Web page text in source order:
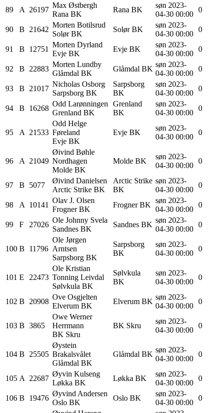
89 A 26197
Max Østbergh
Rana BK
Rana BK
søn 2023-
04-30 00:00
0
90 B 21642
Morten Botilsrud
Solør BK
Solør BK
søn 2023-
04-30 00:00
0
91 B 12751
Morten Dyrland
Evje BK
Evje BK
søn 2023-
04-30 00:00
0
92 B 22883
Morten Lundby
Glåmdal BK
Glåmdal BK
søn 2023-
04-30 00:00
0
93 B 21017
Nicholas Osborg
Sarpsborg BK
Sarpsborg
BK
søn 2023-
04-30 00:00
0
94 B 16268
Odd Larønningen
Grenland BK
Grenland
BK
søn 2023-
04-30 00:00
0
95 A 21533
Odd Helge
Føreland
Evje BK
Evje BK
søn 2023-
04-30 00:00
0
96 A 21049
Øivind Bøhle
Nordhagen
Molde BK
Molde BK
søn 2023-
04-30 00:00
0
97 B 5077
Øivind Danielsen
Arctic Strike BK
Arctic Strike
BK
søn 2023-
04-30 00:00
0
98 A 10141
Olav J. Olsen
Frogner BK
Frogner BK
søn 2023-
04-30 00:00
0
99 F 27026
Ole Johnny Svela
Sandnes BK
Sandnes BK
søn 2023-
04-30 00:00
0
100 B 11796
Ole Jørgen
Arntsen
Sarpsborg BK
Sarpsborg
BK
søn 2023-
04-30 00:00
0
101 E 22473
Ole Kristian
Tonning Leivdal
Sølvkula BK
Sølvkula
BK
søn 2023-
04-30 00:00
0
102 B 20908
Ove Osgjelten
Elverum BK
Elverum BK
søn 2023-
04-30 00:00
0
103 B 3865
Owe Werner
Herrmann
BK Skru
BK Skru
søn 2023-
04-30 00:00
0
104 B 25505
Øystein
Brakalsvålet
Glåmdal BK
Glåmdal BK
søn 2023-
04-30 00:00
0
105 A 22687
Øyvin Kulseng
Løkka BK
Løkka BK
søn 2023-
04-30 00:00
0
106 B 19476
Øyvind Andersen
Oslo BK
Oslo BK
søn 2023-
04-30 00:00
0